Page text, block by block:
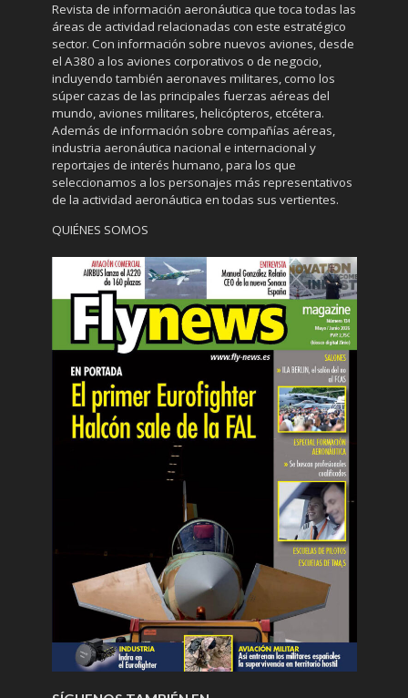
Revista de información aeronáutica que toca todas las
áreas de actividad relacionadas con este estratégico
sector. Con información sobre nuevos aviones, desde
el A380 a los aviones corporativos o de negocio,
incluyendo también aeronaves militares, como los
súper cazas de las principales fuerzas aéreas del
mundo, aviones militares, helicópteros, etcétera.
Además de información sobre compañías aéreas,
industria aeronáutica nacional e internacional y
reportajes de interés humano, para los que
seleccionamos a los personajes más representativos
de la actividad aeronáutica en todas sus vertientes.
QUIÉNES SOMOS